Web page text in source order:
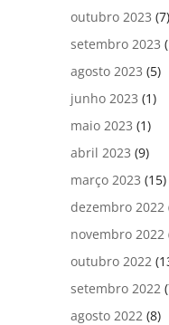
outubro 2023 (7)
setembro 2023
agosto 2023 (5)
junho 2023 (1)
maio 2023 (1)
abril 2023 (9)
março 2023 (15)
dezembro 2022
novembro 2022
outubro 2022
setembro 2022
agosto 2022 (8)